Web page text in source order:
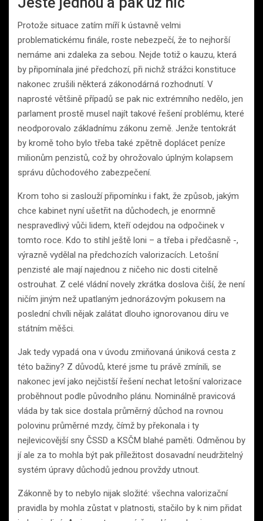
Protože situace zatím míří k ústavně velmi
problematickému finále, roste nebezpečí, že to nejhorší
nemáme ani zdaleka za sebou. Nejde totiž o kauzu, která
by připomínala jiné předchozí, při nichž strážci konstituce
nakonec zrušili některá zákonodárná rozhodnutí. V
naprosté většině případů se pak nic extrémního nedělo, jen
parlament prostě musel najít takové řešení problému, které
neodporovalo základnímu zákonu země. Jenže tentokrát
by kromě toho bylo třeba také zpětně doplácet peníze
milionům penzistů, což by ohrožovalo úplným kolapsem
správu důchodového zabezpečení.
Krom toho si zaslouží připomínku i fakt, že způsob, jakým
chce kabinet nyní ušetřit na důchodech, je enormně
nespravedlivý vůči lidem, kteří odejdou na odpočinek v
tomto roce. Kdo to stihl ještě loni – a třeba i předčasně -,
výrazně vydělal na předchozích valorizacích. Letošní
penzisté ale mají najednou z ničeho nic dosti citelně
ostrouhat. Z celé vládní novely zkrátka doslova čiší, že není
ničím jiným než upatlaným jednorázovým pokusem na
poslední chvíli nějak zalátat dlouho ignorovanou díru ve
státním měšci.
Jak tedy vypadá ona v úvodu zmiňovaná úniková cesta z
této bažiny? Z důvodů, které jsme tu právě zmínili, se
nakonec jeví jako nejčistší řešení nechat letošní valorizace
proběhnout podle původního plánu. Nominálně pravicová
vláda by tak sice dostala průměrný důchod na rovnou
polovinu průměrné mzdy, čímž by překonala i ty
nejlevicovější sny ČSSD a KSČM blahé paměti. Odměnou by
jí ale za to mohla být pak příležitost dosavadní neudržitelný
systém úpravy důchodů jednou provždy utnout.
Zákonně by to nebylo nijak složité: všechna valorizační
pravidla by mohla zůstat v platnosti, stačilo by k nim přidat